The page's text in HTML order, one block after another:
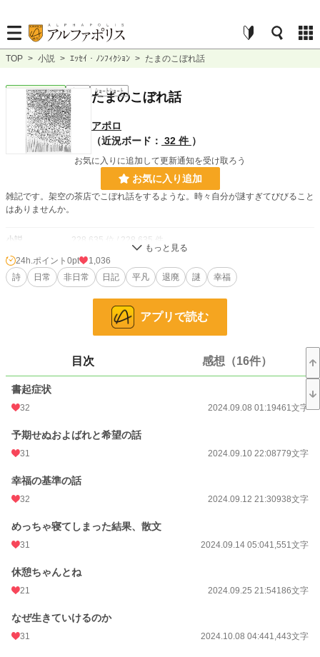
TOP > 小説 > ｴｯｾｲ・ﾉﾝﾌｨｸｼｮﾝ > たまのこぼれ話
ｴｯｾｲ・ﾉﾝﾌｨｸｼｮﾝ 完結 ｼｮｰﾄｼｮｰﾄ
たまのこぼれ話
アポロ
（近況ボード： 32 件 ）
お気に入りに追加して更新通知を受け取ろう
お気に入り追加
雑記です。架空の茶店でこぼれ話をするような。時々自分が謎すぎてびびること
はありませんか。
小説 228,635 位 / 228,635 件
ｴｯｾｲ・ﾉﾝﾌｨｸｼｮﾝ 8,862 位 / 8,862 件
お気に入り 4
2026.01.02 23:24
初回公開日時
週間ポイント 0 pt (228,635 位)
24h.ポイント 0pt
1,036
詩
日常 非日常 日記 平凡 退廃 謎 幸福
アプリで読む
目次 感想（16件）
書起症状
32 2024.09.08 01:19461文字
予期せぬおよばれと希望の話
31 2024.09.10 22:08779文字
幸福の基準の話
32 2024.09.12 21:30938文字
めっちゃ寝てしまった結果、散文
31 2024.09.14 05:041,551文字
休憩ちゃんとね
21 2024.09.25 21:54186文字
なぜ生きていけるのか
31 2024.10.08 04:441,443文字